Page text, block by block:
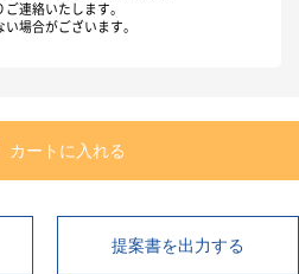
連絡いたします。
場合がございます。
カートに入れる
提案書を出力する